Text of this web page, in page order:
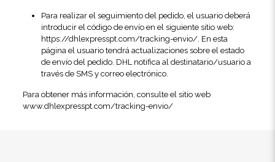
Para realizar el seguimiento del pedido, el usuario deberá
introducir el código de envío en el siguiente sitio web:
https://dhlexpresspt.com/tracking-envio/. En esta
página el usuario tendrá actualizaciones sobre el estado
de envío del pedido. DHL notifica al destinatario/usuario a
través de SMS y correo electrónico.
Para obtener más información, consulte el sitio web
www.dhlexpresspt.com/tracking-envio/